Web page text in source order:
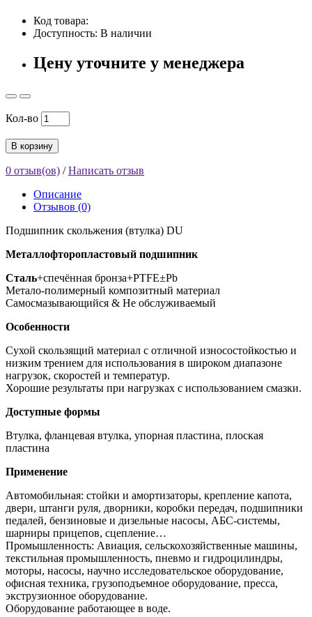
Код товара:
Доступность: В наличии
Цену уточните у менеджера
Кол-во
В корзину
0 отзыв(ов) /Написать отзыв
Описание
Отзывов (0)
Подшипник скольжения (втулка) DU
Металлофторопластовый подшипник
Сталь+спечённая бронза+PTFE±Pb
Метало-полимерный композитный материал
Самосмазывающийся & Не обслуживаемый
Особенности
Сухой скользящий материал с отличной износостойкостью и
низким трением для использования в широком диапазоне
нагрузок, скоростей и температур.
Хорошие результаты при нагрузках с использованием смазки.
Доступные формы
Втулка, фланцевая втулка, упорная пластина, плоская
пластина
Применение
Автомобильная: стойки и амортизаторы, крепление капота,
двери, штанги руля, дворники, коробки передач, подшипники
педалей, бензиновые и дизельные насосы, АБС-системы,
шарниры прицепов, сцепление…
Промышленность: Авиация, сельскохозяйственные машины,
текстильная промышленность, пневмо и гидроцилиндры,
моторы, насосы, научно исследовательское оборудование,
офисная техника, грузоподъемное оборудование, пресса,
экструзионное оборудование.
Оборудование работающее в воде.